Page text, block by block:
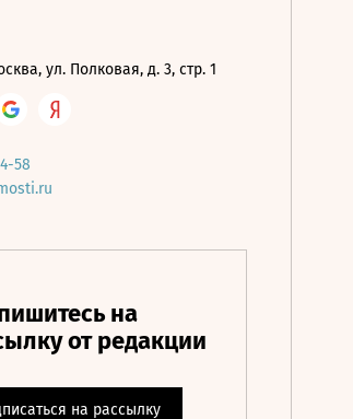
ул. Полковая, д. 3, стр. 1
58